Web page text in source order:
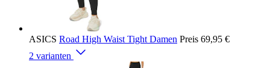
ASICS Road High Waist Tight Damen Preis 69,95 €
2 varianten